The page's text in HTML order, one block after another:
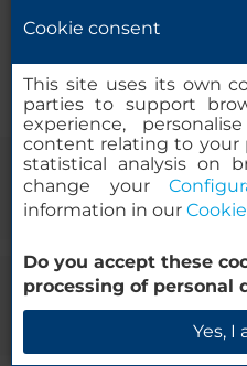
Hinweisgeber
© 2000 – 2026 MINOR HOTELS
120. 28003
Cookie consent
This site uses its own
parties to support
experience,
content relating to your
statistical analysis on
change your
information in our
Do you accept these
processing of personal
Yes, I